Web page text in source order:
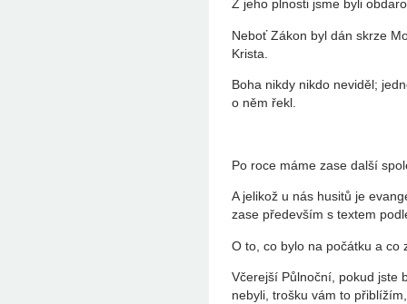
Z jeho plnosti jsme byli
Neboť Zákon byl dán skrze
Krista.
Boha nikdy nikdo neviděl;
o něm řekl.
Po roce máme zase další
A jelikož u nás husitů je
zase především s textem
O to, co bylo na počátku a co
Včerejší Půlnoční, pokud jste
nebyli, trošku vám to